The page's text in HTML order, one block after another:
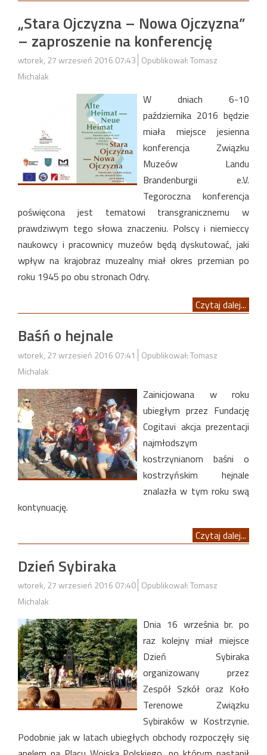
„Stara Ojczyzna – Nowa Ojczyzna”
– zaproszenie na konferencję
wtorek, 27 wrzesień 2016 07:43 Opublikował: Tomasz
Michalak
W dniach 6-10
października 2016 będzie
miała miejsce jesienna
konferencja Związku
Muzeów Landu
Brandenburgii e.V.
Tegoroczna konferencja
poświęcona jest tematowi transgranicznemu w
prawdziwym tego słowa znaczeniu. Polscy i niemieccy
naukowcy i pracownicy muzeów będą dyskutować, jaki
wpływ na krajobraz muzealny miał okres przemian po
roku 1945 po obu stronach Odry.
Czytaj dalej...
Baśń o hejnale
wtorek, 27 wrzesień 2016 07:41
Opublikował: Tomasz
Michalak
Zainicjowana w roku
ubiegłym przez Fundację
Cogitavi akcja prezentacji
najmłodszym
kostrzynianom baśni o
kostrzyńskim hejnale
znalazła w tym roku swą
kontynuację.
Czytaj dalej...
Dzień Sybiraka
wtorek, 27 wrzesień 2016 07:40 Opublikował: Tomasz
Michalak
Dnia 16 września br. po
raz kolejny miał miejsce
Dzień Sybiraka
organizowany przez
Zespół Szkół oraz Koło
Terenowe Związku
Sybiraków w Kostrzynie.
Podobnie jak w latach ubiegłych obchody rozpoczęły się